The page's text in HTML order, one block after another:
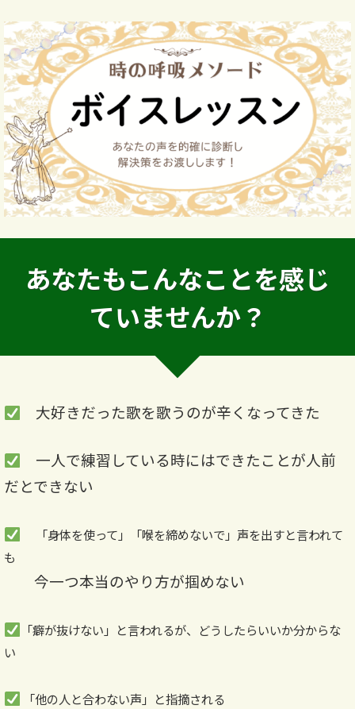
あなたもこんなことを感じ
ていませんか？
大好きだった歌を歌うのが辛くなってきた
一人で練習している時にはできたことが人前
だとできない
「身体を使って」「喉を締めないで」声を出すと言われて
も
今一つ本当のやり方が掴めない
「癖が抜けない」と言われるが、どうしたらいいか分からな
い
「他の人と合わない声」と指摘される